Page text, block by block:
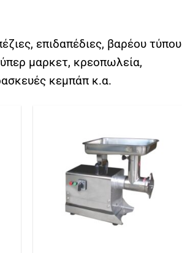
επιδαπέδιες, βαρέου τύπου
μαρκετ, κρεοπωλεία,
κεμπάπ κ.α.
Πρόσθήκη
στην λίστα
επιθυμιών